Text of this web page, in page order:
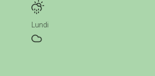
Lundi